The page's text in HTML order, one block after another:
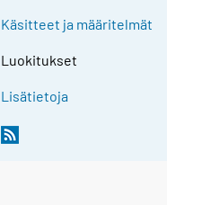
Käsitteet ja määritelmät
Luokitukset
Lisätietoja